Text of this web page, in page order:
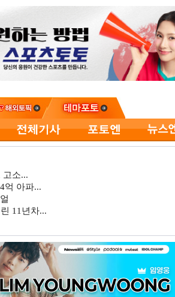
고소...
억 아파...
11년차...